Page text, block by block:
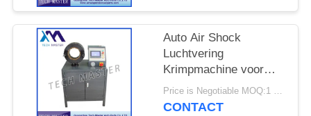
Auto Air Shock
Luchtvering
Krimpmachine voor
Mercedes / BMW
Luchtvering
Price is Negotiable MOQ:1 set
CONTACT